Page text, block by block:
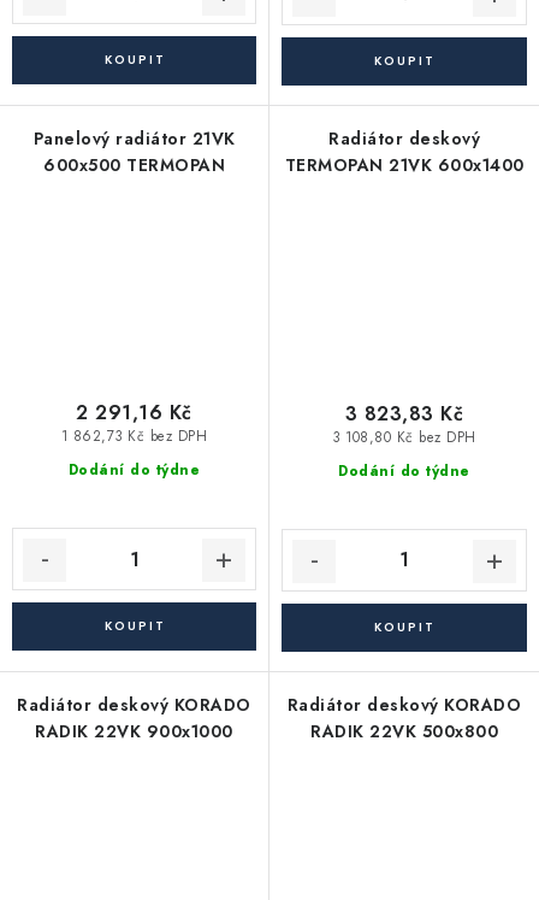
Panelový radiátor 21VK
600x500 TERMOPAN
Dodání do týdne
1 862,73 Kč bez DPH
2 291,16 Kč
Radiátor deskový
TERMOPAN 21VK 600x1400
Dodání do týdne
3 108,80 Kč bez DPH
3 823,83 Kč
Radiátor deskový KORADO
RADIK 22VK 900x1000
Radiátor deskový KORADO
RADIK 22VK 500x800